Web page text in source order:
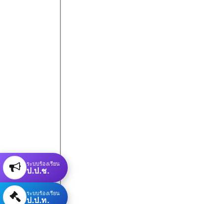
ระบบร้องเรียน
ป.ป.ช.
ระบบร้องเรียน
ป.ป.ท.